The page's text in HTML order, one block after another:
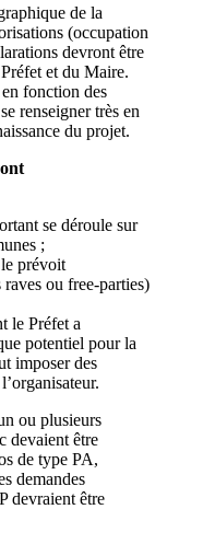
de la
(occupation
devront être
et du Maire.
fonction des
renseigner très en
du projet.
se déroule sur
;
prévoit
raves ou free-parties)
le Préfet a
potentiel pour la
imposer des
ou plusieurs
devaient être
de type PA,
demandes
devraient être